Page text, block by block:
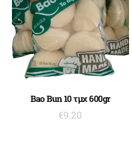
ΠΡΟΣΘΉΚΗ ΣΤΟ ΚΑΛΆΘΙ
Bao Bun 10 τμχ 600gr
€9.20